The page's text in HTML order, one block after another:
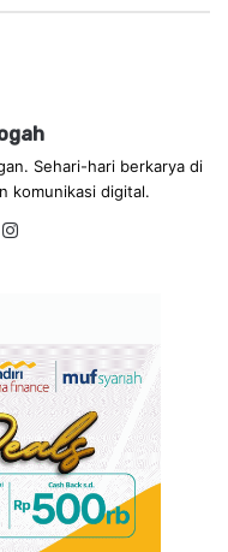
Sehari-hari berkarya di
komunikasi digital.
Yo